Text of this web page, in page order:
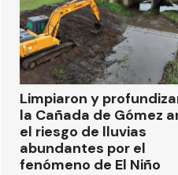
Limpiaron y
la Cañada de Gómez
el riesgo de lluvias
abundantes por el
fenómeno de El Niño